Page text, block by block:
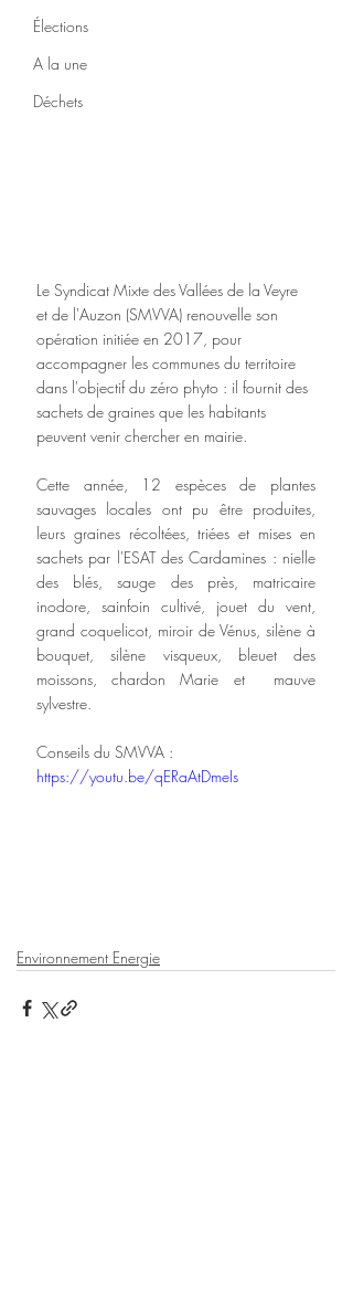
Élections
A la une
Déchets
Le Syndicat Mixte des Vallées de la Veyre
et de l'Auzon (SMVVA) renouvelle son
opération initiée en 2017, pour
accompagner les communes du territoire
dans l'objectif du zéro phyto : il fournit des
sachets de graines que les habitants
peuvent venir chercher en mairie.
Cette année, 12 espèces de plantes
sauvages locales ont pu être produites,
leurs graines récoltées, triées et mises en
sachets par l'ESAT des Cardamines : nielle
des blés, sauge des près, matricaire
inodore, sainfoin cultivé, jouet du vent,
grand coquelicot, miroir de Vénus, silène à
bouquet, silène visqueux, bleuet des
moissons, chardon Marie et  mauve
sylvestre.
Conseils du SMVVA :
https://youtu.be/qERaAtDmeIs
Environnement Energie